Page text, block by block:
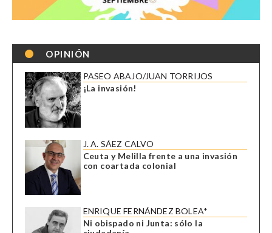
OPINIÓN
PASEO ABAJO/JUAN TORRIJOS
¡La invasión!
J. A. SÁEZ CALVO
Ceuta y Melilla frente a una invasión
con coartada colonial
ENRIQUE FERNÁNDEZ BOLEA*
Ni obispado ni Junta: sólo la